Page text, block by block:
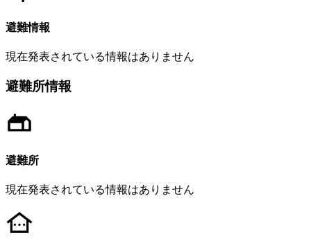
避難情報
現在発表されている情報はありません
避難所情報
避難所
現在発表されている情報はありません